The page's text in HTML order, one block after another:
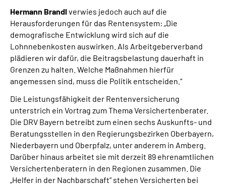
Hermann Brandlverwies jedoch auch auf die
Herausforderungen für das Rentensystem: „Die
demografische Entwicklung wird sich auf die
Lohnnebenkosten auswirken. Als Arbeitgeberverband
plädieren wir dafür, die Beitragsbelastung dauerhaft in
Grenzen zu halten. Welche Maßnahmen hierfür
angemessen sind, muss die Politik entscheiden.“
Die Leistungsfähigkeit der Rentenversicherung
unterstrich ein Vortrag zum Thema Versichertenberater.
Die DRV Bayern betreibt zum einen sechs Auskunfts- und
Beratungsstellen in den Regierungsbezirken Oberbayern,
Niederbayern und Oberpfalz, unter anderem in Amberg.
Darüber hinaus arbeitet sie mit derzeit 89 ehrenamtlichen
Versichertenberatern in den Regionen zusammen. Die
„Helfer in der Nachbarschaft“ stehen Versicherten bei